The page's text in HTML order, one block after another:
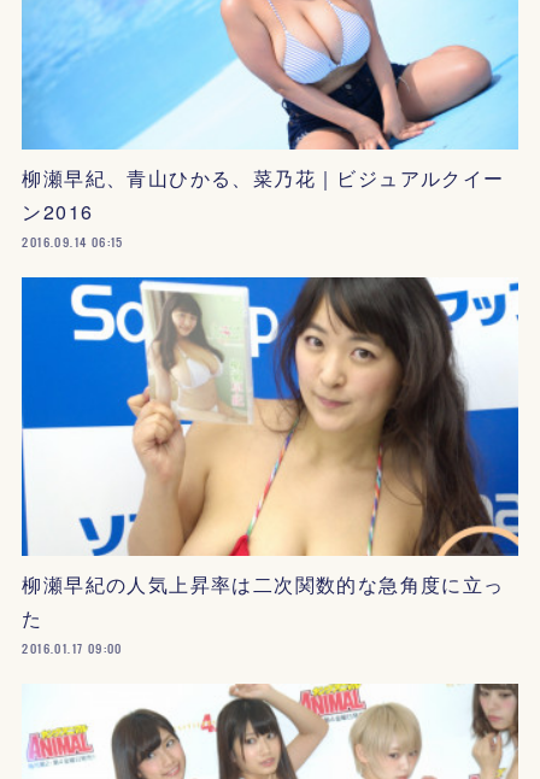
柳瀬早紀、青山ひかる、菜乃花｜ビジュアルクイー
ン2016
2016.09.14 06:15
柳瀬早紀の人気上昇率は二次関数的な急角度に立っ
た
2016.01.17 09:00